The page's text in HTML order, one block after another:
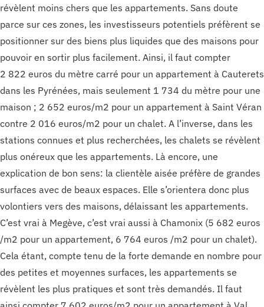
révèlent moins chers que les appartements. Sans doute
parce sur ces zones, les investisseurs potentiels préfèrent se
positionner sur des biens plus liquides que des maisons pour
pouvoir en sortir plus facilement. Ainsi, il faut compter
2 822 euros du mètre carré pour un appartement à Cauterets
dans les Pyrénées, mais seulement 1 734 du mètre pour une
maison ; 2 652 euros/m2 pour un appartement à Saint Véran
contre 2 016 euros/m2 pour un chalet. A l’inverse, dans les
stations connues et plus recherchées, les chalets se révèlent
plus onéreux que les appartements. Là encore, une
explication de bon sens: la clientèle aisée préfère de grandes
surfaces avec de beaux espaces. Elle s’orientera donc plus
volontiers vers des maisons, délaissant les appartements.
C’est vrai à Megève, c’est vrai aussi à Chamonix (5 682 euros
/m2 pour un appartement, 6 764 euros /‌m2 pour un chalet).
Cela étant, compte tenu de la forte demande en nombre pour
des petites et moyennes surfaces, les appartements se
révèlent les plus pratiques et sont très demandés. Il faut